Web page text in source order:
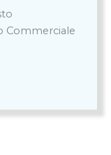
Commerciale